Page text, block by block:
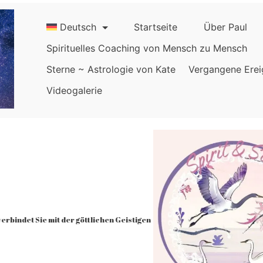
Deutsch Startseite
Über Paul
Spirituelles Coaching von Mensch zu Mensch
Sterne ~ Astrologie von Kate
Vergangene
Videogalerie
Sie mit der göttlichen Geistigen